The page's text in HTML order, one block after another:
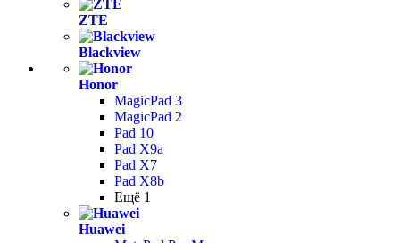
ZTE
Blackview
Honor
MagicPad 3
MagicPad 2
Pad 10
Pad X9a
Pad X7
Pad X8b
Ещё 1
Huawei